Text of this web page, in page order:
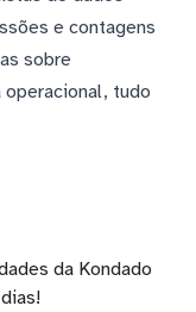
e contagens
sobre
tudo
da Kondado